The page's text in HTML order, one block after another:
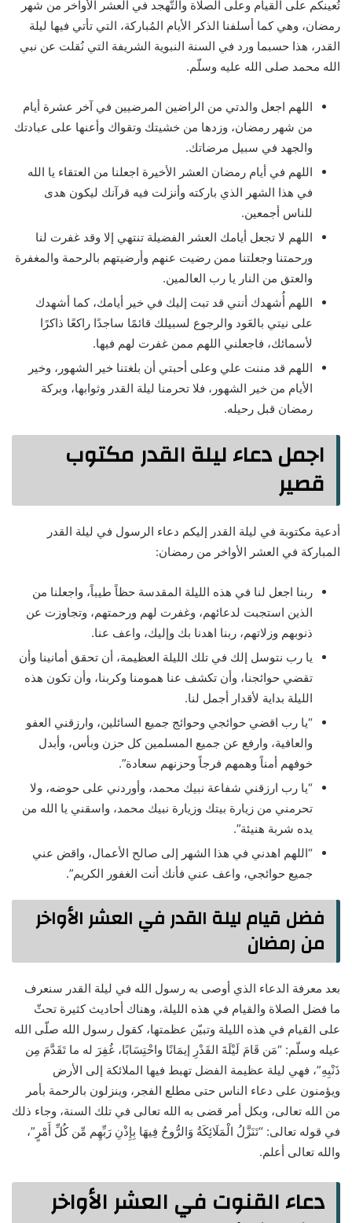
تُعينكم على القيام وعلى الصلاة والتّهجد في العشر الأواخر من شهر
رمضان، وهي كما أسلفنا الذكر الأيام المُباركة، التي تأتي فيها ليلة
القدر، هذا حسبما ورد في السنة النبوية الشريفة التي نُقلت عن نبي
الله محمد صلى الله عليه وسلّم.
اللهم اجعل والدتي من الراضين المرضيين في آخر عشرة أيام
من شهر رمضان، وزدها من خشيتك وتقواك وأعنها على عبادتك
والجهد في سبيل مرضاتك.
اللهم في أيام رمضان العشر الأخيرة اجعلنا من العتقاء يا الله
في هذا الشهر الذي باركته وأنزلت فيه قرآنك ليكون هدى
للناس أجمعين.
اللهم لا تجعل أيامك العشر الفضيلة تنتهي إلا وقد غفرت لنا
ورحمتنا وجعلتنا ممن رضيت عنهم وأرضيتهم بالرحمة والمغفرة
والعتق من النار يا رب العالمين.
اللهم أُشهدك أنني قد تبت إليك في خير أيامك، كما أشهدك
على نيتي بالعَود والرجوع لسبيلك قائمًا ساجدًا راكعًا ذاكرًا
لأسمائك، فاجعلني اللهم ممن غفرت لهم فيها.
اللهم قد مننت علي وعلى أحبتي أن بلغتنا خير الشهور، وخير
الأيام من خير الشهور، فلا تحرمنا ليلة القدر وثوابها، وبركة
رمضان قبل رحيله.
اجمل دعاء ليلة القدر مكتوب
قصير
أدعية مكتوبة في ليلة القدر إليكم دعاء الرسول في ليلة القدر
المباركة في العشر الأواخر من رمضان:
ربنا اجعل لنا في هذه الليلة المقدسة حظاً طيباً، واجعلنا من
الذين استجبت لدعائهم، وغفرت لهم ورحمتهم، وتجاوزت عن
ذنوبهم وزلاتهم، ربنا اهدنا بك وإليك، واعف عنا.
يا رب نتوسل إلك في تلك الليلة العظيمة، أن تحقق أمانينا وأن
تقضي حوائجنا، وأن تكشف عنا همومنا وكربنا، وأن تكون هذه
الليلة بداية لأقدار أجمل لنا.
“يا رب اقضي حوائجي وحوائج جميع السائلين، وارزقني العفو
والعافية، وارفع عن جميع المسلمين كل حزن وبأس، وأبدل
خوفهم أمناً وهمهم فرجاً وحزنهم سعادة”.
“يا رب ارزقني شفاعة نبيك محمد، وأوردني على حوضه، ولا
تحرمني من زيارة بيتك وزيارة نبيك محمد، واسقني يا الله من
يده شربة هنيئة”.
“اللهم اهدني في هذا الشهر إلى صالح الأعمال، واقض عني
جميع حوائجي، واعف عني فأنك أنت الغفور الكريم”.
فضل قيام ليلة القدر في العشر الأواخر
من رمضان
بعد معرفة الدعاء الذي أوصى به رسول الله في ليلة القدر سنعرف
ما فضل الصلاة والقيام في هذه الليلة، وهناك أحاديث كثيرة تحثّ
على القيام في هذه الليلة وتبيّن عظمتها، كقول رسول الله صلّى الله
عيله وسلّم: “مَن قَامَ لَيْلَةَ القَدْرِ إيمَانًا واحْتِسَابًا، غُفِرَ له ما تَقَدَّمَ مِن
ذَنْبِهِ”، فهي ليلة عظيمة الفضل تهبط فيها الملائكة إلى الأرض
ويؤمنون على دعاء الناس حتى مطلع الفجر، وينزلون بالرحمة بأمر
من الله تعالى، وبكل أمر قضى به الله تعالى في تلك السنة، وجاء ذلك
في قوله تعالى: “تَنَزَّلُ الْمَلَائِكَةُ وَالرُّوحُ فِيهَا بِإِذْنِ رَبِّهِم مِّن كُلِّ أَمْرٍ”،
والله تعالى أعلم.
دعاء القنوت في العشر الأواخر